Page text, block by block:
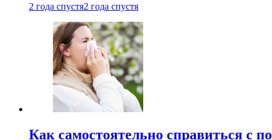
2 года спустя2 года спустя
Как самостоятельно справиться с